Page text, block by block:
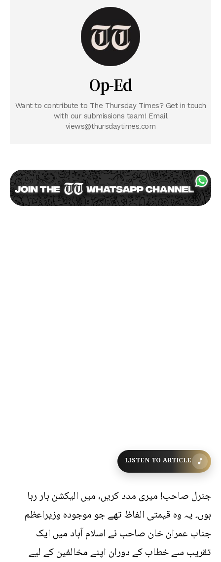
Op-Ed
Want to contribute to The Thursday Times? Get in touch
with our submissions team! Email
views@thursdaytimes.com
LISTEN TO ARTICLE
جنرل صاحب! میری مدد کریں، میں الیکشن ہار رہا
ہوں۔ یہ وہ قیمتی الفاظ تھے جو موجودہ وزیراعظم
جناب عمران خان صاحب نے اسلام آباد میں ایک
تقریب سے خطاب کے دوران اپنے مخالفین کے لیے